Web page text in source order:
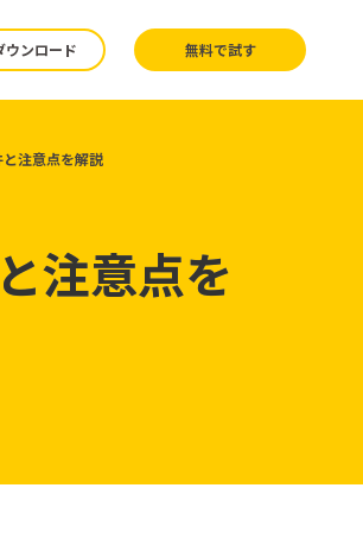
ウンロード 無料で試す
注意点を
注意点を解説